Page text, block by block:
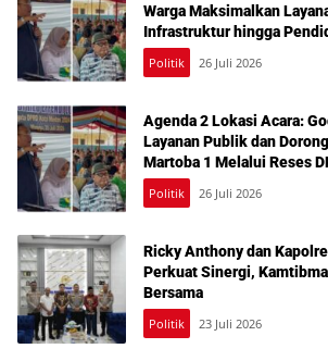
Warga Maksimalkan
Infrastruktur hingga
dalam Reses Medan Amplas
Politik 26 Juli 2026
Agenda 2 Lokasi Acara:
Layanan Publik dan
Martoba 1 Melalui Reses
Politik 26 Juli 2026
Ricky Anthony dan
Perkuat Sinergi,
Bersama
Politik 23 Juli 2026